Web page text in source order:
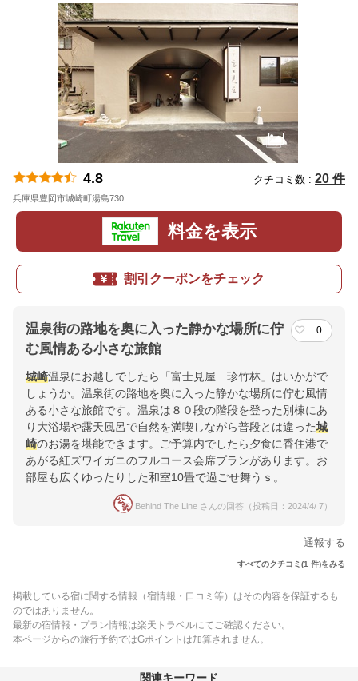
4.8 クチコミ数 : 20 件
兵庫県豊岡市城崎町湯島730
料金を表示
割引クーポンをチェック
温泉街の路地を奥に入った静かな場所に佇
む風情ある小さな旅館
0
城崎温泉にお越しでしたら「富士見屋 珍竹林」はいかがで
しょうか。温泉街の路地を奥に入った静かな場所に佇む風情
ある小さな旅館です。温泉は８０段の階段を登った別棟にあ
り大浴場や露天風呂で自然を満喫しながら普段とは違った城
崎のお湯を堪能できます。ご予算内でしたら夕食に香住港で
あがる紅ズワイガニのフルコース会席プランがあります。お
部屋も広くゆったりした和室10畳で過ごせ舞うｓ。
Behind The Line さんの回答（投稿日：2024/4/ 7）
通報する
すべてのクチコミ(1 件)をみる
掲載している宿に関する情報（宿情報・口コミ等）はその内容を保証するも
のではありません。
最新の宿情報・プラン情報は楽天トラベルにてご確認ください。
本ページからの旅行予約ではGポイントは加算されません。
関連キーワード